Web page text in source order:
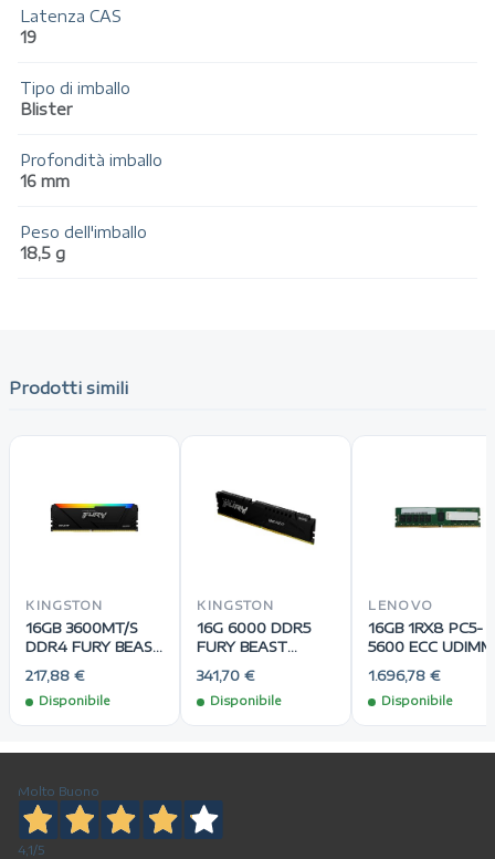
Latenza CAS
19
Tipo di imballo
Blister
Profondità imballo
16 mm
Peso dell'imballo
18,5 g
Prodotti simili
KINGSTON
16GB 3600MT/S
DDR4 FURY BEAST
RGB
217,88 €
Disponibile
KINGSTON
16G 6000 DDR5
FURY BEAST
BLACK EXPO
341,70 €
Disponibile
LENOVO
16GB 1RX8 PC5-
5600 ECC UDIMM
1.696,78 €
Disponibile
Molto Buono
4,1/5